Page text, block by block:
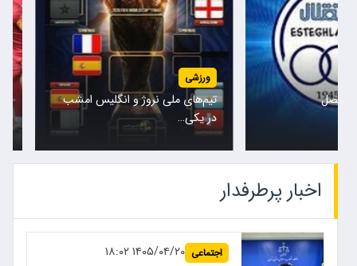
تیم‌های ملی نروژ و انگلیس امشب
ورزشی
پس از
کادرفنی…
اخبار پرطرفدار
اجتماعی ۱۴۰۵/۰۴/۲۰ ۱۸:۰۲